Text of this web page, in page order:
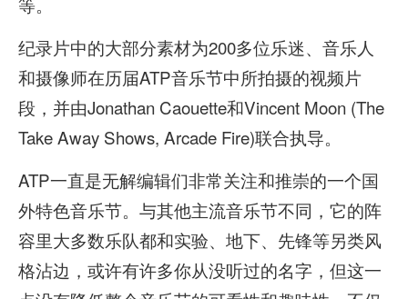
纪录片中的大部分素材为200多位乐迷、音乐人
和摄像师在历届ATP音乐节中所拍摄的视频片
段，并由Jonathan Caouette和Vincent Moon (The
Take Away Shows, Arcade Fire)联合执导。
ATP一直是无解编辑们非常关注和推崇的一个国
外特色音乐节。与其他主流音乐节不同，它的阵
容里大多数乐队都和实验、地下、先锋等另类风
格沾边，或许有许多你从没听过的名字，但这一